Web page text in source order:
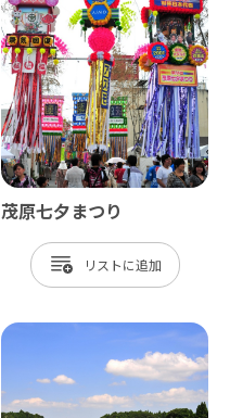
茂原七夕まつり
リスト